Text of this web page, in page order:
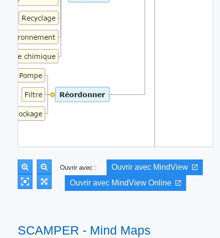
Ouvrir avec :
Ouvrir avec MindView
Ouvrir avec MindView Online
SCAMPER - Mind Maps